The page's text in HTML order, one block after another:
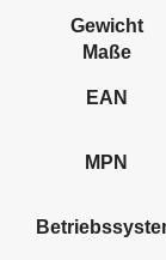
Gewicht
Maße
EAN
MPN